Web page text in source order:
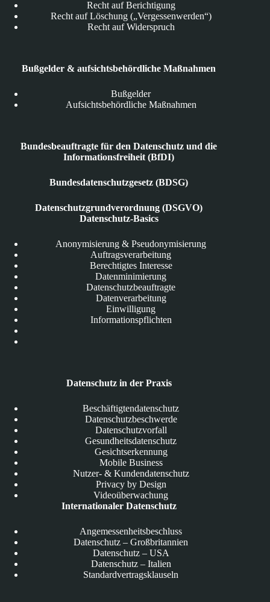
Recht auf Berichtigung
Recht auf Löschung („Vergessenwerden“)
Recht auf Widerspruch
Bußgelder & aufsichtsbehördliche Maßnahmen
Bußgelder
Aufsichtsbehördliche Maßnahmen
Bundesbeauftragte für den Datenschutz und die
Informationsfreiheit (BfDI)
Bundesdatenschutzgesetz (BDSG)
Datenschutzgrundverordnung (DSGVO)
Datenschutz-Basics
Anonymisierung & Pseudonymisierung
Auftragsverarbeitung
Berechtigtes Interesse
Datenminimierung
Datenschutzbeauftragte
Datenverarbeitung
Einwilligung
Informationspflichten
Datenschutz in der Praxis
Beschäftigtendatenschutz
Datenschutzbeschwerde
Datenschutzvorfall
Gesundheitsdatenschutz
Gesichtserkennung
Mobile Business
Nutzer- & Kundendatenschutz
Privacy by Design
Videoüberwachung
Internationaler Datenschutz
Angemessenheitsbeschluss
Datenschutz – Großbritannien
Datenschutz – USA
Datenschutz – Italien
Standardvertragsklauseln